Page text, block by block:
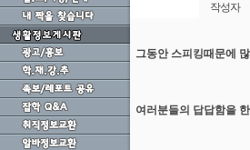
작성자
그동안 스피킹때문에
여러분들의 답답함을